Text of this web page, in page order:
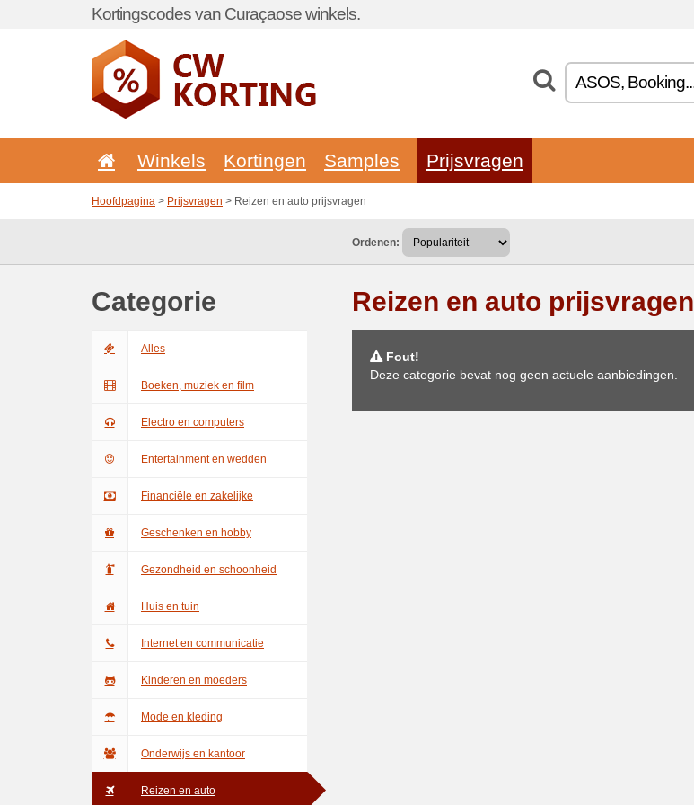
Kortingscodes van Curaçaose winkels.
Winkels Kortingen Samples Prijsvragen
Hoofdpagina > Prijsvragen > Reizen en auto prijsvragen
Ordenen:
Categorie
Alles
Boeken, muziek en film
Electro en computers
Entertainment en wedden
Financiële en zakelijke
Geschenken en hobby
Gezondheid en schoonheid
Huis en tuin
Internet en communicatie
Kinderen en moeders
Mode en kleding
Onderwijs en kantoor
Reizen en auto
Reizen en auto prijsvragen
Fout!
Deze categorie bevat nog geen actuele aanbiedingen.